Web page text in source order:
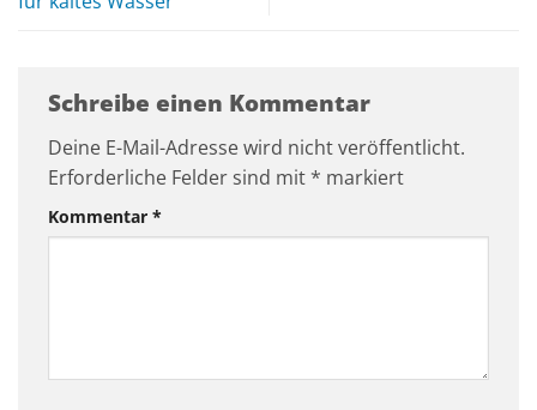
Schreibe einen Kommentar
Deine E-Mail-Adresse wird nicht veröffentlicht.
Erforderliche Felder sind mit * markiert
Kommentar *